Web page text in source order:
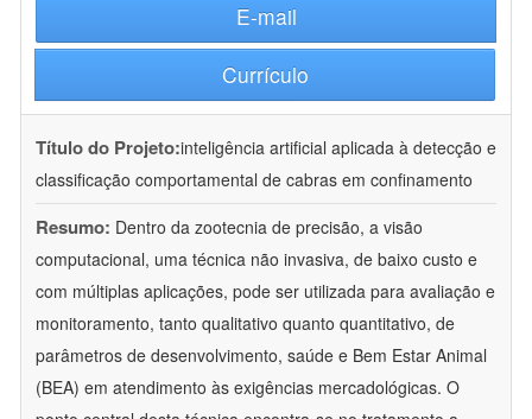
E-mail
Currículo
Título do Projeto:inteligência artificial aplicada à detecção e
classificação comportamental de cabras em confinamento
Resumo: Dentro da zootecnia de precisão, a visão
computacional, uma técnica não invasiva, de baixo custo e
com múltiplas aplicações, pode ser utilizada para avaliação e
monitoramento, tanto qualitativo quanto quantitativo, de
parâmetros de desenvolvimento, saúde e Bem Estar Animal
(BEA) em atendimento às exigências mercadológicas. O